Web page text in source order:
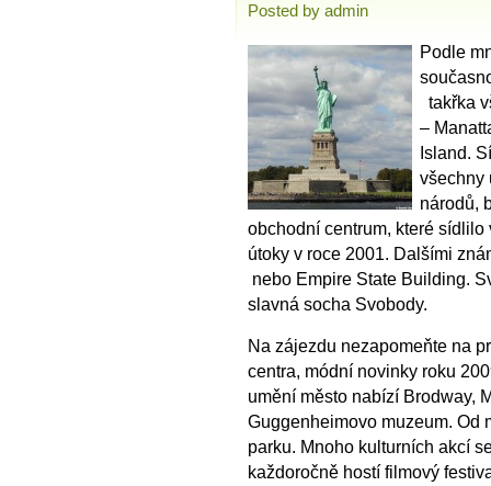
Posted by admin
Podle
takřka
–
Island.
všechny
národů,
obchodní centrum, které
útoky v roce 2001. Dalšími
nebo Empire State Building.
slavná socha Svobody.
Na zájezdu nezapomeňte na
centra, módní novinky roku
umění město nabízí Brodway,
Guggenheimovo muzeum. Od
parku. Mnoho kulturních akcí
každoročně hostí filmový